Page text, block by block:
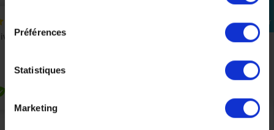
Préférences
Statistiques
Marketing
connecter